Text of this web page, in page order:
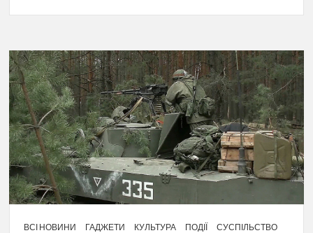
ВСІ НОВИНИ ГАДЖЕТИ КУЛЬТУРА ПОДІЇ
СУСПІЛЬСТВО